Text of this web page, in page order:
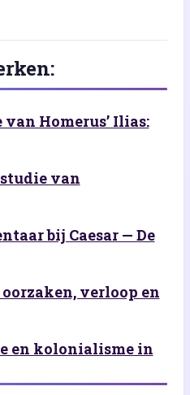
Homerus’ Ilias:
van
bij Caesar — De
verloop en
en kolonialisme in